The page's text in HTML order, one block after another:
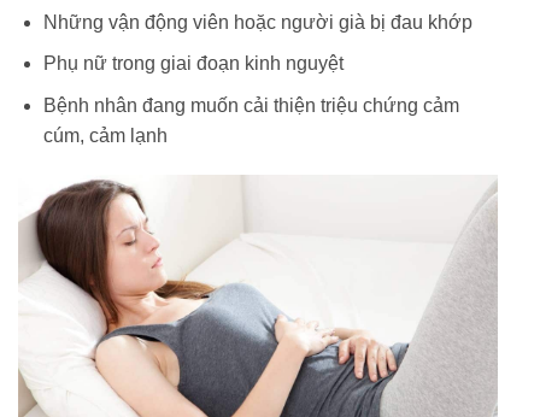
Những vận động viên hoặc người già bị đau khớp
Phụ nữ trong giai đoạn kinh nguyệt
Bệnh nhân đang muốn cải thiện triệu chứng cảm
cúm, cảm lạnh